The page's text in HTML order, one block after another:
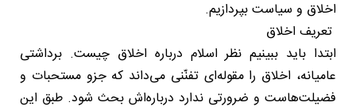
اخلاق و سیاست بپردازیم.
تعریف اخلاق
ابتدا باید ببینیم نظر اسلام درباره اخلاق چیست. برداشتی
عامیانه، اخلاق را مقوله‌ای تفنّنی می‌داند که جزو مستحبات و
فضیلت‌هاست و ضرورتی ندارد درباره‌اش بحث شود. طبق این